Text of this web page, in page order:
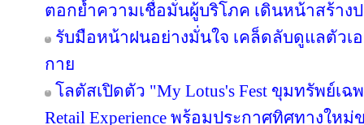
ตอกย้ำความเชื่อมั่นผู้บริโภค เดินหน้าสร้า
รับมือหน้าฝนอย่างมั่นใจ เคล็ดลับดูแลตัวเ
กาย
โลตัสเปิดตัว "My Lotus's Fest ขุมทรัพย์เ
Retail Experience พร้อมประกาศทิศทางใหม่